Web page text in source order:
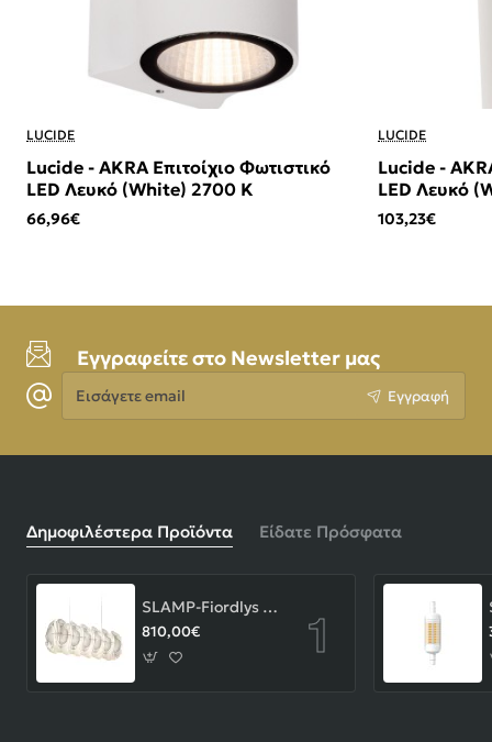
LUCIDE
Lucide - AKRA Επιτοίχιο Φωτιστικό
LED Λευκό (White) 2700 K
66,96€
LUCIDE
Lucide -
LED Λευκό
103,23€
Εγγραφείτε στο Newsletter μας
Εισάγετε
email
Εγγραφή
Δημοφιλέστερα Προϊόντα Είδατε Πρόσφατα
SLAMP-Fiordlys Linear Φωτιστικό Κρεμαστό 90x26x33cm White ΚΩΔ.-FRDSXXLWHT01T00LINEU
810,00€